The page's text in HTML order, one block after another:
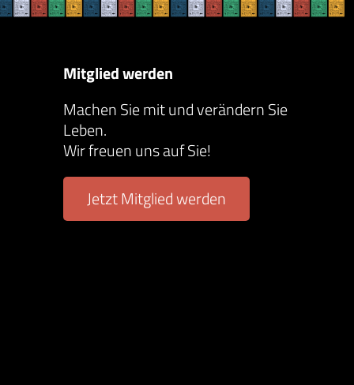
Mitglied werden
Machen Sie mit und verändern Sie
Leben.
Wir freuen uns auf Sie!
Jetzt Mitglied werden